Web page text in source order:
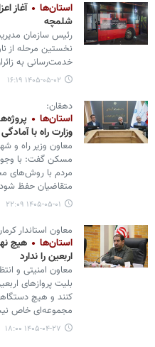
استان‌ها
آغاز
شلمچه
رئیس سازمان
نخستین مرحله از
خدمت‌رسانی به
۱۴۰۵-۰۵-۰۲ ۱۶:۱۹
دهقان:
استان‌ها
وزارت راه با
معاون وزیر راه و
مسکن گفت: با
مردم با روش‌های
متقاضیان حفظ
۱۴۰۵-۰۵-۰۱ ۲۲:۰۹
معاون استاندار
استان‌ها
هیچ
اربعین را ندارد
معاون امنیتی و
بلیت پروازهای
کنند و هیچ
مجموعه‌ای خاص
۱۴۰۵-۰۴-۲۷ ۱۸:۰۰